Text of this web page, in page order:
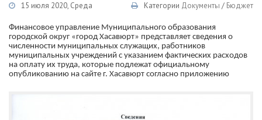
15 июля 2020, Среда Категории Документы / Бюджет
Финансовое управление Муниципального образования
городской округ «город Хасавюрт» представляет сведения о
численности муниципальных служащих, работников
муниципальных учреждений с указанием фактических расходов
на оплату их труда, которые подлежат официальному
опубликованию на сайте г. Хасавюрт согласно приложению